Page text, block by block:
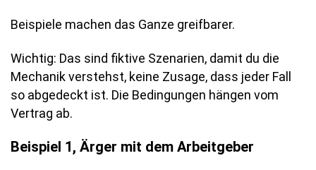
Beispiele machen das Ganze greifbarer.
Wichtig: Das sind fiktive Szenarien, damit du die
Mechanik verstehst, keine Zusage, dass jeder Fall
so abgedeckt ist. Die Bedingungen hängen vom
Vertrag ab.
Beispiel 1, Ärger mit dem Arbeitgeber